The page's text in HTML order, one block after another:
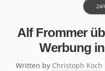
Alf Frommer
Werbung
Written by Christoph Koch
24/